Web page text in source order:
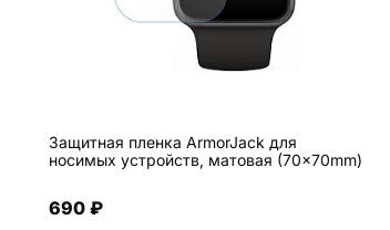
Защитная пленка ArmorJack для
носимых устройств, матовая (70x70mm)
690 ₽